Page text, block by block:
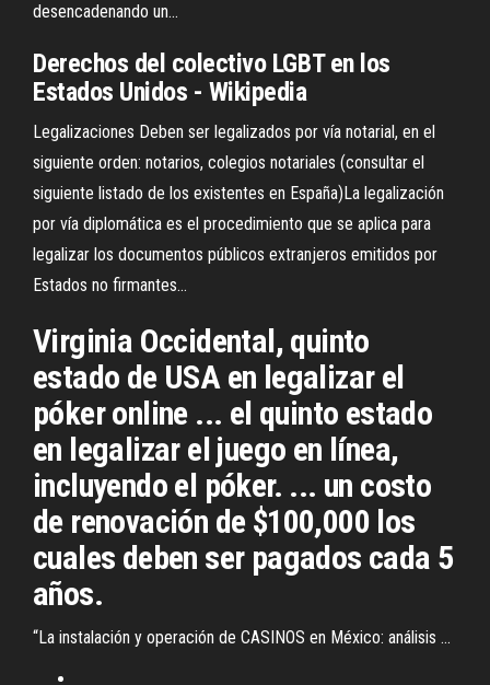
desencadenando un...
Derechos del colectivo LGBT en los
Estados Unidos - Wikipedia
Legalizaciones Deben ser legalizados por vía notarial, en el
siguiente orden: notarios, colegios notariales (consultar el
siguiente listado de los existentes en España)La legalización
por vía diplomática es el procedimiento que se aplica para
legalizar los documentos públicos extranjeros emitidos por
Estados no firmantes...
Virginia Occidental, quinto
estado de USA en legalizar el
póker online ... el quinto estado
en legalizar el juego en línea,
incluyendo el póker. ... un costo
de renovación de $100,000 los
cuales deben ser pagados cada 5
años.
“La instalación y operación de CASINOS en México: análisis ...